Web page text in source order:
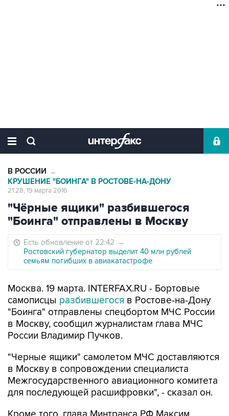
В РОССИИ →
КРУШЕНИЕ "БОИНГА" В РОСТОВЕ-НА-ДОНУ
21:28, 19 марта 2016
"Чёрные ящики" разбившегося
"Боинга" отправлены в Москву
Есть обновление от 22:42 →
Ростовский губернатор выделит 40 млн рублей
семьям погибших в авиакатастрофе
Москва. 19 марта. INTERFAX.RU - Бортовые
самописцы разбившегося в Ростове-на-Дону
"Боинга" отправлены спецбортом МЧС России
в Москву, сообщил журналистам глава МЧС
России Владимир Пучков.
"Черные ящики" самолетом МЧС доставляются
в Москву в сопровождении специалиста
Межгосударственного авиационного комитета
для последующей расшифровки", - сказал он.